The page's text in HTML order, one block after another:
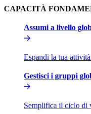
CAPACITÀ
Assumi a livello
Espandi la tua
Gestisci i gruppi
Semplifica il ciclo di